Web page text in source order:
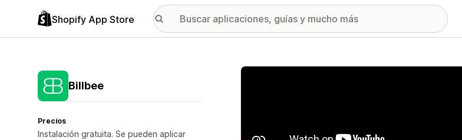
Shopify App Store
Billbee
Precios
Instalación gratuita. Se pueden aplicar
Galería de imágenes destacadas